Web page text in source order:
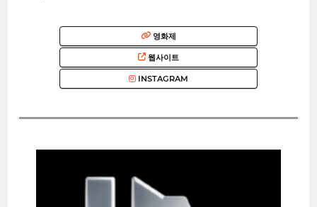
영화제
웹사이트
INSTAGRAM